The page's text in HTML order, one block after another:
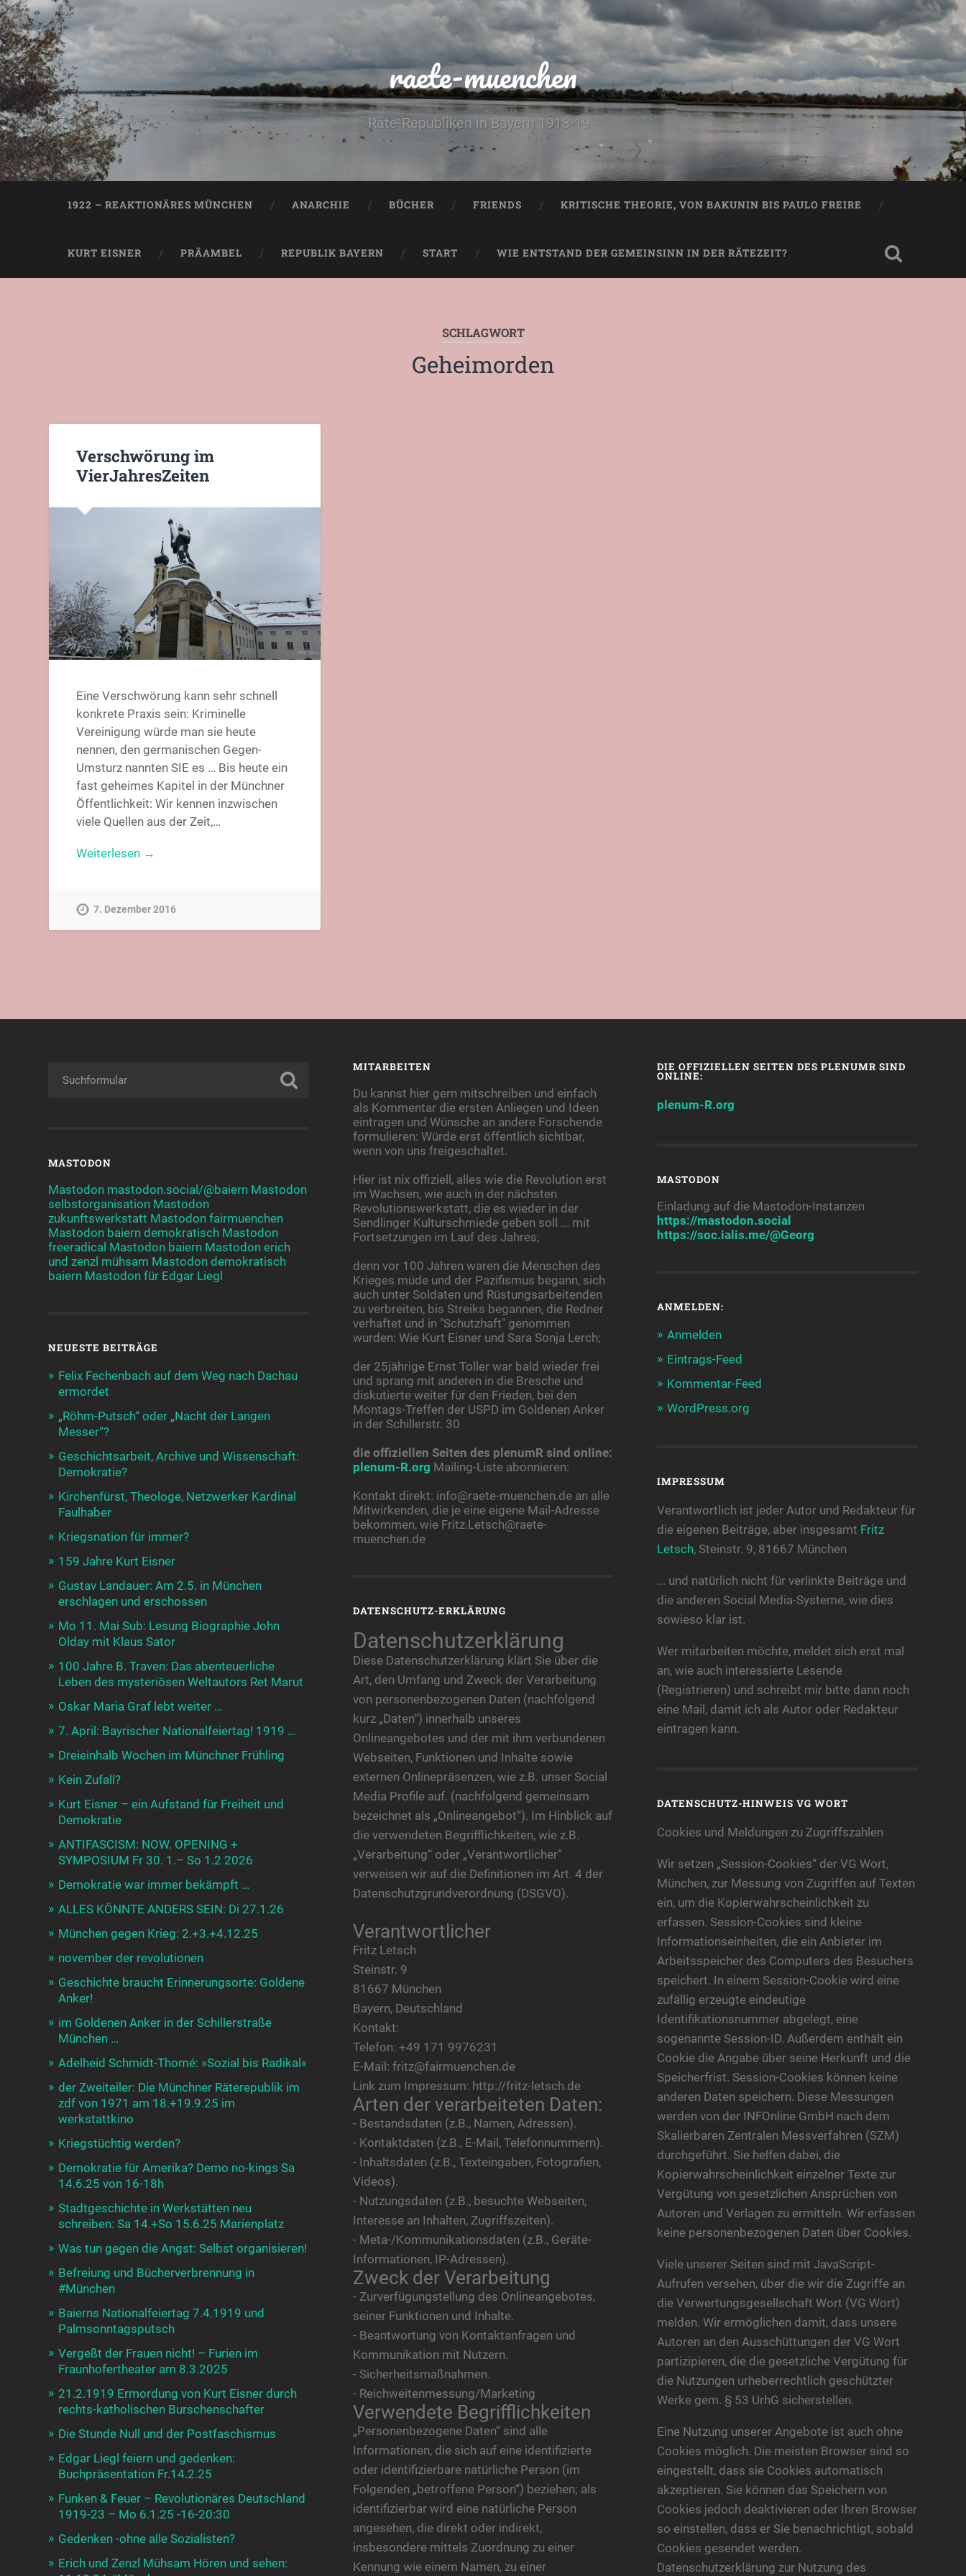
raete-muenchen
Räte-Republiken in Bayern 1918-19 -
1922 – REAKTIONÄRES MÜNCHEN ANARCHIE BÜCHER FRIENDS KRITISCHE THEORIE, VON BAKUNIN BIS PAULO FREIRE
KURT EISNER PRÄAMBEL REPUBLIK BAYERN START WIE ENTSTAND DER GEMEINSINN IN DER RÄTEZEIT?
SCHLAGWORT
Geheimorden
Verschwörung im
VierJahresZeiten
Eine Verschwörung kann sehr schnell
konkrete Praxis sein: Kriminelle
Vereinigung würde man sie heute
nennen, den germanischen Gegen-
Umsturz nannten SIE es … Bis heute ein
fast geheimes Kapitel in der Münchner
Öffentlichkeit: Wir kennen inzwischen
viele Quellen aus der Zeit,…
Weiterlesen →
7. Dezember 2016
MASTODON
Mastodon mastodon.social/@baiern Mastodon
selbstorganisation Mastodon
zukunftswerkstatt Mastodon fairmuenchen
Mastodon baiern demokratisch Mastodon
freeradical Mastodon baiern Mastodon erich
und zenzl mühsam Mastodon demokratisch
baiern Mastodon für Edgar Liegl
NEUESTE BEITRÄGE
Felix Fechenbach auf dem Weg nach Dachau
ermordet
„Röhm-Putsch“ oder „Nacht der Langen
Messer“?
Geschichtsarbeit, Archive und Wissenschaft:
Demokratie?
Kirchenfürst, Theologe, Netzwerker Kardinal
Faulhaber
Kriegsnation für immer?
159 Jahre Kurt Eisner
Gustav Landauer: Am 2.5. in München
erschlagen und erschossen
Mo 11. Mai Sub: Lesung Biographie John
Olday mit Klaus Sator
100 Jahre B. Traven: Das abenteuerliche
Leben des mysteriösen Weltautors Ret Marut
Oskar Maria Graf lebt weiter …
7. April: Bayrischer Nationalfeiertag! 1919 …
Dreieinhalb Wochen im Münchner Frühling
Kein Zufall?
Kurt Eisner – ein Aufstand für Freiheit und
Demokratie
ANTIFASCISM: NOW. OPENING +
SYMPOSIUM Fr 30. 1.– So 1.2 2026
Demokratie war immer bekämpft …
ALLES KÖNNTE ANDERS SEIN: Di 27.1.26
München gegen Krieg: 2.+3.+4.12.25
november der revolutionen
Geschichte braucht Erinnerungsorte: Goldene
Anker!
im Goldenen Anker in der Schillerstraße
München …
Adelheid Schmidt-Thomé: »Sozial bis Radikal«
der Zweiteiler: Die Münchner Räterepublik im
zdf von 1971 am 18.+19.9.25 im
werkstattkino
Kriegstüchtig werden?
Demokratie für Amerika? Demo no-kings Sa
14.6.25 von 16-18h
Stadtgeschichte in Werkstätten neu
schreiben: Sa 14.+So 15.6.25 Marienplatz
Was tun gegen die Angst: Selbst organisieren!
Befreiung und Bücherverbrennung in
#München
Baierns Nationalfeiertag 7.4.1919 und
Palmsonntagsputsch
Vergeßt der Frauen nicht! – Furien im
Fraunhofertheater am 8.3.2025
21.2.1919 Ermordung von Kurt Eisner durch
rechts-katholischen Burschenschafter
Die Stunde Null und der Postfaschismus
Edgar Liegl feiern und gedenken:
Buchpräsentation Fr.14.2.25
Funken & Feuer – Revolutionäres Deutschland
1919-23 – Mo 6.1.25 -16-20:30
Gedenken -ohne alle Sozialisten?
Erich und Zenzl Mühsam Hören und sehen:
MITARBEITEN
Du kannst hier gern mitschreiben und einfach
als Kommentar die ersten Anliegen und Ideen
eintragen und Wünsche an andere Forschende
formulieren: Würde erst öffentlich sichtbar,
wenn von uns freigeschaltet.
Hier ist nix offiziell, alles wie die Revolution erst
im Wachsen, wie auch in der nächsten
Revolutionswerkstatt, die es wieder in der
Sendlinger Kulturschmiede geben soll ... mit
Fortsetzungen im Lauf des Jahres;
denn vor 100 Jahren waren die Menschen des
Krieges müde und der Pazifismus begann, sich
auch unter Soldaten und Rüstungsarbeitenden
zu verbreiten, bis Streiks begannen, die Redner
verhaftet und in "Schutzhaft" genommen
wurden: Wie Kurt Eisner und Sara Sonja Lerch;
der 25jährige Ernst Toller war bald wieder frei
und sprang mit anderen in die Bresche und
diskutierte weiter für den Frieden, bei den
Montags-Treffen der USPD im Goldenen Anker
in der Schillerstr. 30
die offiziellen Seiten des plenumR sind online:
plenum-R.org Mailing-Liste abonnieren:
Kontakt direkt: info@raete-muenchen.de an alle
Mitwirkenden, die je eine eigene Mail-Adresse
bekommen, wie Fritz.Letsch@raete-
muenchen.de
DATENSCHUTZ-ERKLÄRUNG
Datenschutzerklärung
Diese Datenschutzerklärung klärt Sie über die
Art, den Umfang und Zweck der Verarbeitung
von personenbezogenen Daten (nachfolgend
kurz „Daten“) innerhalb unseres
Onlineangebotes und der mit ihm verbundenen
Webseiten, Funktionen und Inhalte sowie
externen Onlinepräsenzen, wie z.B. unser Social
Media Profile auf. (nachfolgend gemeinsam
bezeichnet als „Onlineangebot“). Im Hinblick auf
die verwendeten Begrifflichkeiten, wie z.B.
„Verarbeitung“ oder „Verantwortlicher“
verweisen wir auf die Definitionen im Art. 4 der
Datenschutzgrundverordnung (DSGVO).
Verantwortlicher
Fritz Letsch
Steinstr. 9
81667 München
Bayern, Deutschland
Kontakt:
Telefon: +49 171 9976231
E-Mail: fritz@fairmuenchen.de
Link zum Impressum: http://fritz-letsch.de
Arten der verarbeiteten Daten:
- Bestandsdaten (z.B., Namen, Adressen).
- Kontaktdaten (z.B., E-Mail, Telefonnummern).
- Inhaltsdaten (z.B., Texteingaben, Fotografien,
Videos).
- Nutzungsdaten (z.B., besuchte Webseiten,
Interesse an Inhalten, Zugriffszeiten).
- Meta-/Kommunikationsdaten (z.B., Geräte-
Informationen, IP-Adressen).
Zweck der Verarbeitung
- Zurverfügungstellung des Onlineangebotes,
seiner Funktionen und Inhalte.
- Beantwortung von Kontaktanfragen und
Kommunikation mit Nutzern.
- Sicherheitsmaßnahmen.
- Reichweitenmessung/Marketing
Verwendete Begrifflichkeiten
„Personenbezogene Daten“ sind alle
Informationen, die sich auf eine identifizierte
oder identifizierbare natürliche Person (im
Folgenden „betroffene Person“) beziehen; als
identifizierbar wird eine natürliche Person
angesehen, die direkt oder indirekt,
insbesondere mittels Zuordnung zu einer
Kennung wie einem Namen, zu einer
DIE OFFIZIELLEN SEITEN DES PLENUMR SIND
ONLINE:
plenum-R.org
MASTODON
Einladung auf die Mastodon-Instanzen
https://mastodon.social
https://soc.ialis.me/@Georg
ANMELDEN:
Anmelden
Eintrags-Feed
Kommentar-Feed
WordPress.org
IMPRESSUM
Verantwortlich ist jeder Autor und Redakteur für
die eigenen Beiträge, aber insgesamt Fritz
Letsch, Steinstr. 9, 81667 München
... und natürlich nicht für verlinkte Beiträge und
die anderen Social Media-Systeme, wie dies
sowieso klar ist.
Wer mitarbeiten möchte, meldet sich erst mal
an, wie auch interessierte Lesende
(Registrieren) und schreibt mir bitte dann noch
eine Mail, damit ich als Autor oder Redakteur
eintragen kann.
DATENSCHUTZ-HINWEIS VG WORT
Cookies und Meldungen zu Zugriffszahlen
Wir setzen „Session-Cookies“ der VG Wort,
München, zur Messung von Zugriffen auf Texten
ein, um die Kopierwahrscheinlichkeit zu
erfassen. Session-Cookies sind kleine
Informationseinheiten, die ein Anbieter im
Arbeitsspeicher des Computers des Besuchers
speichert. In einem Session-Cookie wird eine
zufällig erzeugte eindeutige
Identifikationsnummer abgelegt, eine
sogenannte Session-ID. Außerdem enthält ein
Cookie die Angabe über seine Herkunft und die
Speicherfrist. Session-Cookies können keine
anderen Daten speichern. Diese Messungen
werden von der INFOnline GmbH nach dem
Skalierbaren Zentralen Messverfahren (SZM)
durchgeführt. Sie helfen dabei, die
Kopierwahrscheinlichkeit einzelner Texte zur
Vergütung von gesetzlichen Ansprüchen von
Autoren und Verlagen zu ermitteln. Wir erfassen
keine personenbezogenen Daten über Cookies.
Viele unserer Seiten sind mit JavaScript-
Aufrufen versehen, über die wir die Zugriffe an
die Verwertungsgesellschaft Wort (VG Wort)
melden. Wir ermöglichen damit, dass unsere
Autoren an den Ausschüttungen der VG Wort
partizipieren, die die gesetzliche Vergütung für
die Nutzungen urheberrechtlich geschützter
Werke gem. § 53 UrhG sicherstellen.
Eine Nutzung unserer Angebote ist auch ohne
Cookies möglich. Die meisten Browser sind so
eingestellt, dass sie Cookies automatisch
akzeptieren. Sie können das Speichern von
Cookies jedoch deaktivieren oder Ihren Browser
so einstellen, dass er Sie benachrichtigt, sobald
Cookies gesendet werden.
Datenschutzerklärung zur Nutzung des